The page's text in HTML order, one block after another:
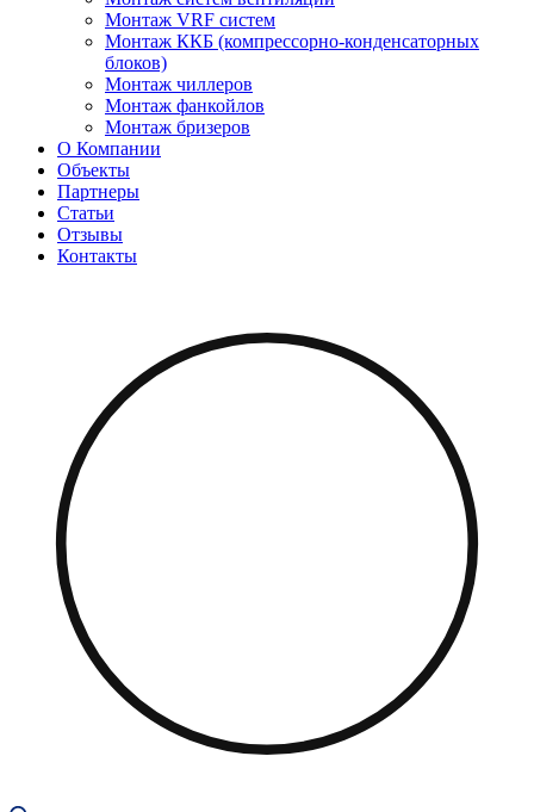
Монтаж VRF систем
Монтаж ККБ (компрессорно-конденсаторных
блоков)
Монтаж чиллеров
Монтаж фанкойлов
Монтаж бризеров
О Компании
Объекты
Партнеры
Статьи
Отзывы
Контакты